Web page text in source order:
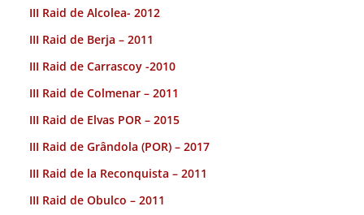
III Raid de Alcolea- 2012
III Raid de Berja – 2011
III Raid de Carrascoy -2010
III Raid de Colmenar – 2011
III Raid de Elvas POR – 2015
III Raid de Grândola (POR) – 2017
III Raid de la Reconquista – 2011
III Raid de Obulco – 2011